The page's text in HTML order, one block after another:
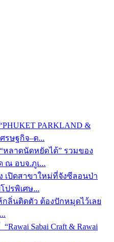
PARKLAND &
ศรษฐกิจ–ด...
ลาดนัดหยัดได้” รวมของ
ณ อบจ.ภูเ...
เปิดสาขาใหม่ที่จังซีลอนป่า
ปรพิเศษ...
ลิ่นติดตัว ต้องปักหมุดไว้เลย
Sabai Craft & Rawai